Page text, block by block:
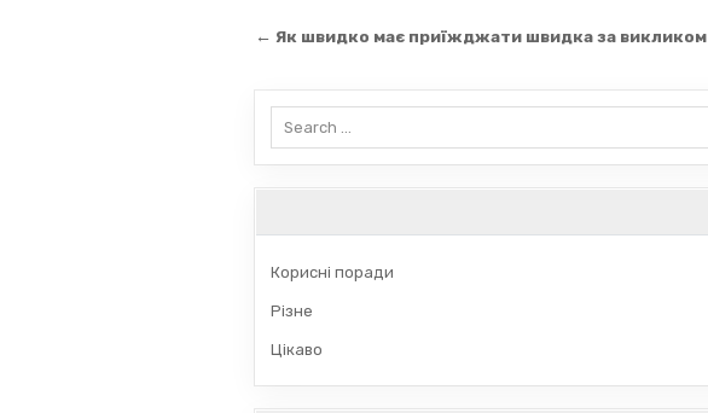
Навігація
← Як швидко має приїжджати швидка за викликом
Корисні поради
Різне
Цікаво